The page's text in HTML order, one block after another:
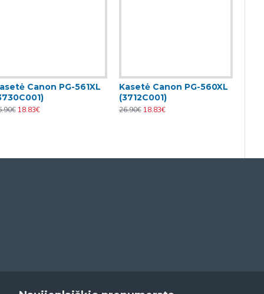
Canon PG-561XL
18.83€
Kasetė Canon PG-560XL
(3712C001)
26.90€ 18.83€